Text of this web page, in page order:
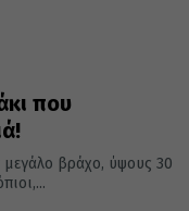
που
βράχο, ύψους 30